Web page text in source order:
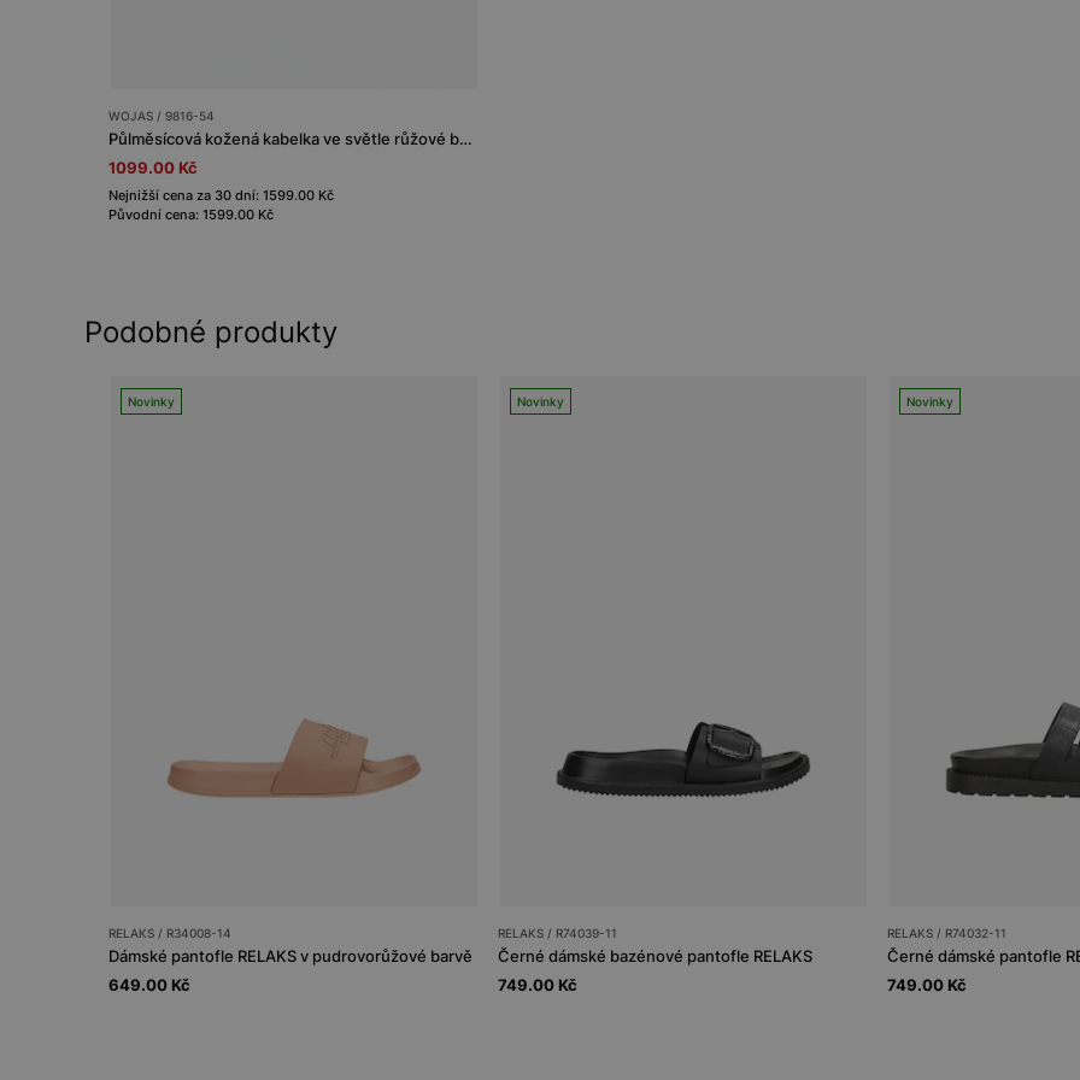
WOJAS / 9816-54
Půlměsícová kožená kabelka ve světle růžové barvě
1099.00 Kč
Nejnižší cena za 30 dní: 1599.00 Kč
Původní cena: 1599.00 Kč
Podobné produkty
Novinky
RELAKS / R34008-14
Dámské pantofle RELAKS v pudrovorůžové barvě
649.00 Kč
Novinky
RELAKS / R74039-11
Černé dámské bazénové pantofle RELAKS
749.00 Kč
Novinky
RELAKS / R74032-11
Černé dámské pantofle
749.00 Kč